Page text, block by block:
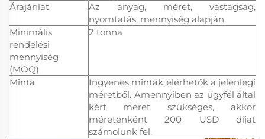
Árajánlat
Az anyag, méret, vastagság,
nyomtatás, mennyiség alapján
Minimális
rendelési
mennyiség
(MOQ)
2 tonna
Minta
Ingyenes minták elérhetők a jelenlegi
méretből. Amennyiben az ügyfél által
kért méret szükséges, akkor
méretenként 200 USD díjat
számolunk fel.